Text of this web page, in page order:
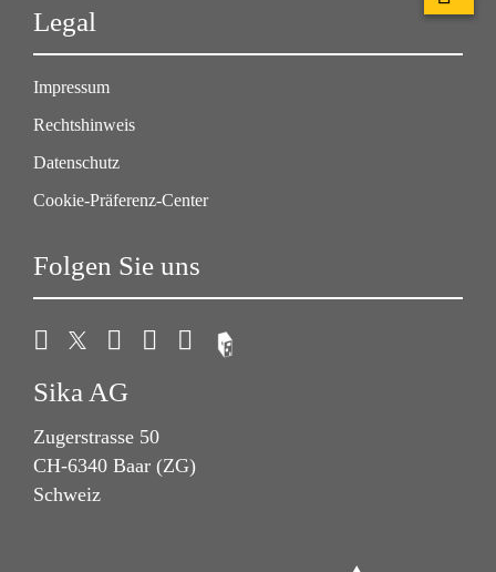
Legal
Impressum
Rechtshinweis
Datenschutz
Cookie-Präferenz-Center
Folgen Sie uns
Sika AG
Zugerstrasse 50
CH-6340 Baar (ZG)
Schweiz